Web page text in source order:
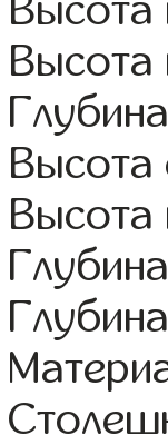
Высота